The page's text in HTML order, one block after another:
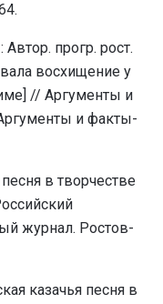
прогр. рост.
восхищение у
// Аргументы и
и факты-
в творчестве
журнал. Ростов-
казачья песня в